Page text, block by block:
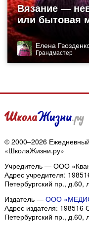
Вязание —
или бытовая
Елена
Грандмастер
© 2000–2026
«ШколаЖизни.ру»
Учредитель — ООО
Адрес учредителя:
Петербургский пр.,
Издатель — ООО
Адрес издателя: 198516
Петербургский пр.,